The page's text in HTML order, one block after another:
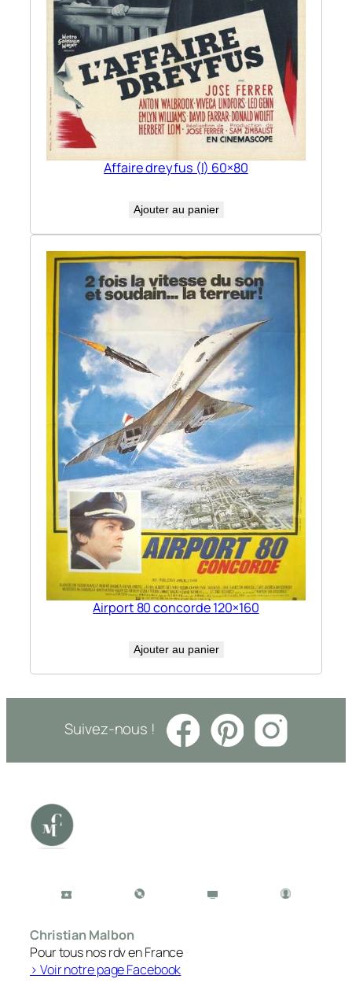
Affaire dreyfus (l) 60×80
Ajouter au panier
Airport 80 concorde 120×160
Ajouter au panier
Suivez-nous !
Christian Malbon
Pour tous nos rdv en France
> Voir notre page Facebook